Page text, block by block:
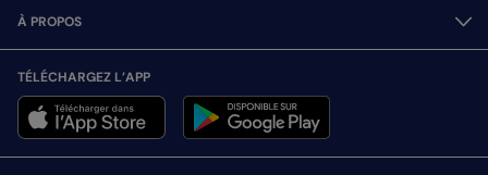
À PROPOS
TÉLÉCHARGEZ L’APP